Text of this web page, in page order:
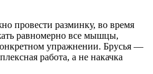
провести разминку, во время
равномерно все мышцы,
упражнении. Брусья —
работа, а не накачка